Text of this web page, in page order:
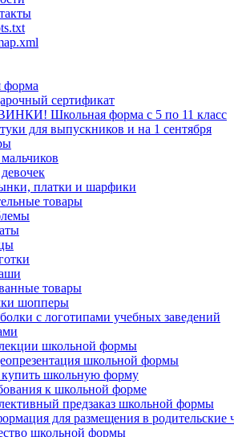
форма
сертификат
Школьная форма с 5 по 11 класс
для выпускников и на 1 сентября
платки и шарфики
товары
товары
шопперы
с логотипами учебных заведений
школьной формы
школьной формы
школьную форму
к школьной форме
предзаказ школьной формы
для размещения в родительские
школьной формы